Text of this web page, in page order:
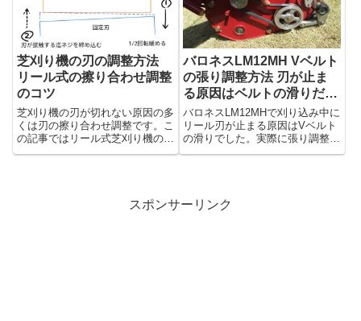
芝刈り機の刃の調整方法
リール式の擦り合わせ調整
のコツ
芝刈り機の刃が切れない原因の多
くは刃の擦り合わせ調整です。こ
の記事ではリール式芝刈り機の刃
の調整方法を図解で詳しく解説し
バロネスLM12MH Vベルト
の張り調整方法 刃が止ま
る原因はベルトの滑りだっ
た
バロネスLM12MHで刈り込み中に
リール刃が止まる原因はVベルト
の滑りでした。実際に張り調整で
解決した手順を写真付きで解説。
スポンサーリンク